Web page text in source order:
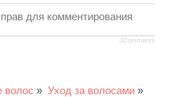
для комментирования
JComments
волос » Уход за волосами »